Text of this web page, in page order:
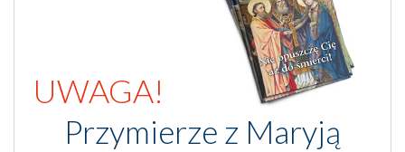
UWAGA!
Przymierze z Maryją